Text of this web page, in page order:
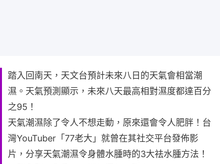
踏入回南天，天文台預計未來八日的天氣會相當潮
濕。天氣預測顯示，未來八天最高相對濕度都達百分
之95！
天氣潮濕除了令人不想走動，原來還會令人肥胖！台
灣YouTuber「77老大」就曾在其社交平台發佈影
片，分享天氣潮濕令身體水腫時的3大祛水腫方法！